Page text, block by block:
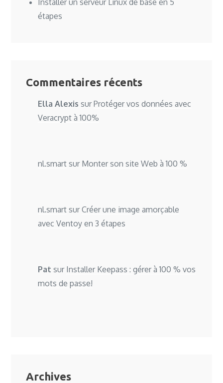
Installer un serveur Linux de base en 5
étapes
Commentaires récents
Ella Alexis surProtéger vos données avec
Veracrypt à 100%
nl.smart sur Monter son site Web à 100 %
nl.smart surCréer une image amorçable
avec Ventoy en 3 étapes
Pat sur Installer Keepass : gérer à 100 % vos
mots de passe!
Archives